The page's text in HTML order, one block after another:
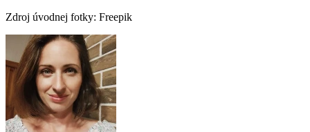
Zdroj úvodnej fotky: Freepik